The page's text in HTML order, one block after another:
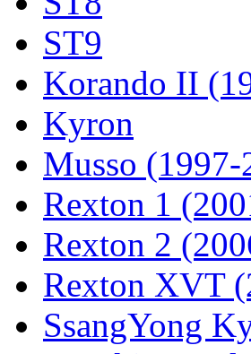
ST9
Korando II
Kyron
Musso (1997-
Rexton 1
Rexton 2
Rexton XVT
SsangYong